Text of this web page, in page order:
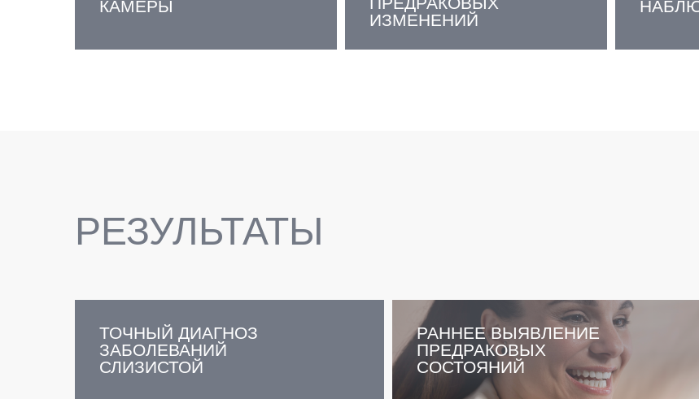
КАМЕРЫ
ИЗМЕНЕНИЙ
РЕЗУЛЬТАТЫ
ТОЧНЫЙ ДИАГНОЗ
ЗАБОЛЕВАНИЙ
СЛИЗИСТОЙ
РАННЕЕ ВЫЯВЛЕНИЕ
ПРЕДРАКОВЫХ
СОСТОЯНИЙ